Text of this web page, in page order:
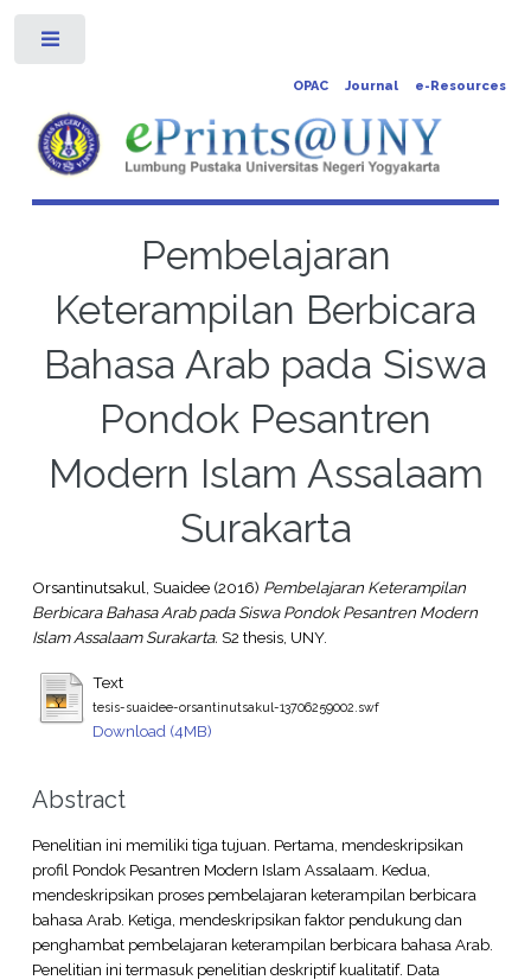
OPAC Journal e-Resources
Pembelajaran
Keterampilan Berbicara
Bahasa Arab pada Siswa
Pondok Pesantren
Modern Islam Assalaam
Surakarta
Orsantinutsakul, Suaidee(2016) Pembelajaran Keterampilan
Berbicara Bahasa Arab pada Siswa Pondok Pesantren Modern
Islam Assalaam Surakarta. S2 thesis, UNY.
Text
tesis-suaidee-orsantinutsakul-13706259002.swf
Download (4MB)
Abstract
Penelitian ini memiliki tiga tujuan. Pertama, mendeskripsikan
profil Pondok Pesantren Modern Islam Assalaam. Kedua,
mendeskripsikan proses pembelajaran keterampilan berbicara
bahasa Arab. Ketiga, mendeskripsikan faktor pendukung dan
penghambat pembelajaran keterampilan berbicara bahasa Arab.
Penelitian ini termasuk penelitian deskriptif kualitatif. Data